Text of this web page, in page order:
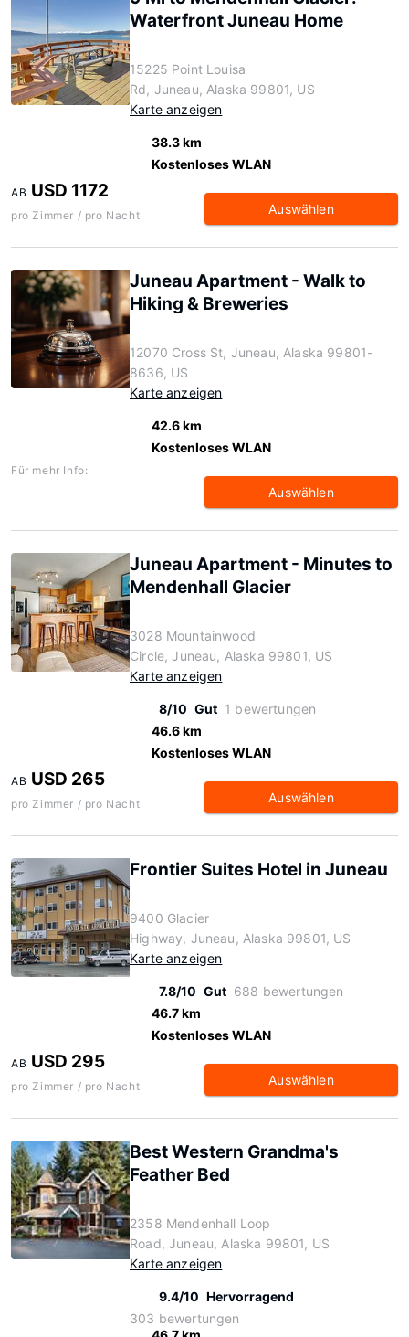
Waterfront Juneau Home
15225 Point Louisa
Rd, Juneau, Alaska 99801, US
Karte anzeigen
38.3 km
Kostenloses WLAN
AB USD 1172
pro Zimmer / pro Nacht Auswählen
Juneau Apartment - Walk to
Hiking & Breweries
12070 Cross St, Juneau, Alaska 99801-
8636, US
Karte anzeigen
42.6 km
Kostenloses WLAN
Für mehr Info:
Auswählen
Juneau Apartment - Minutes to
Mendenhall Glacier
3028 Mountainwood
Circle, Juneau, Alaska 99801, US
Karte anzeigen
8/10 Gut 1 bewertungen
46.6 km
Kostenloses WLAN
AB USD 265
pro Zimmer / pro Nacht Auswählen
Frontier Suites Hotel in Juneau
9400 Glacier
Highway, Juneau, Alaska 99801, US
Karte anzeigen
7.8/10 Gut 688 bewertungen
46.7 km
Kostenloses WLAN
AB USD 295
pro Zimmer / pro Nacht Auswählen
Best Western Grandma's
Feather Bed
2358 Mendenhall Loop
Road, Juneau, Alaska 99801, US
Karte anzeigen
9.4/10 Hervorragend
303 bewertungen